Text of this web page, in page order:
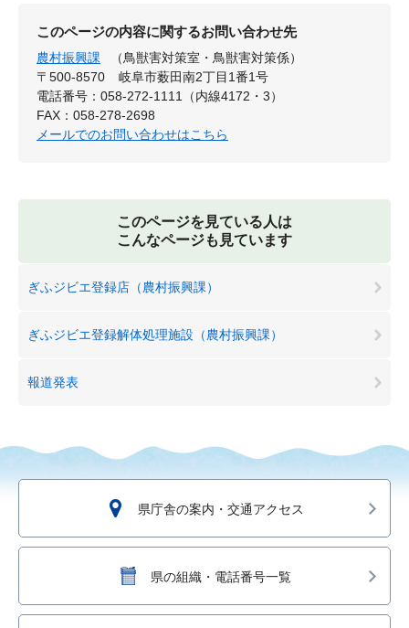
このページの内容に関するお問い合わせ先
農村振興課
（鳥獣害対策室・鳥獣害対策係）
〒500-8570
岐阜市薮田南2丁目1番1号
電話番号：058-272-1111（内線4172・3）
FAX：058-278-2698
メールでのお問い合わせはこちら
このページを見ている人は
こんなページも見ています
ぎふジビエ登録店（農村振興課）
ぎふジビエ登録解体処理施設（農村振興課）
報道発表
県庁舎の案内・交通アクセス
県の組織・電話番号一覧